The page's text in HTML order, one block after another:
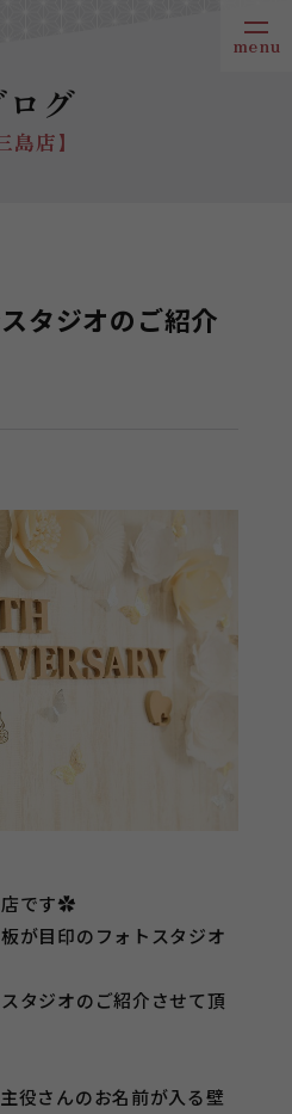
ログ
島店】
タジオのご紹介
店です✿
が目印のフォトスタジオ
タジオのご紹介させて頂
役さんのお名前が入る壁